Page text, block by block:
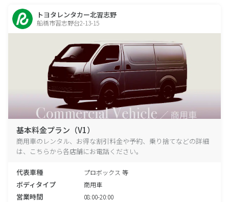
トヨタレンタカー北習志野
船橋市習志野台2-13-15
基本料金プラン（V1）
商用車のレンタル、お得な割引料金や予約、乗り捨てなどの詳細
は、こちらから各店舗にお電話ください。
代表車種 プロボックス 等
ボディタイプ 商用車
営業時間 08:00-20:00